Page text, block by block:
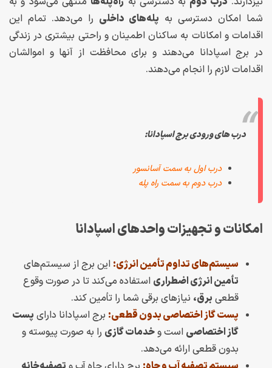
شما امکان دسترسی به پله‌های داخلی را می‌دهد. تمام این
اقدامات و امکانات به ساکنان اطمینان و راحتی بیشتری در زندگی
در برج اسپادانا می‌دهند و برای محافظت از آنها و اموالشان
اقدامات لازم را انجام می‌دهند.
درب های ورودی برج اسپادانا:
درب اول به سمت آسانسور
درب دوم به سمت راه پله
امکانات و تجهیزات واحدهای اسپادانا
سیستم‌های تداوم تأمین انرژی: این برج از سیستم‌های
تأمین انرژی اضطراری استفاده می‌کند تا در صورت وقوع
قطعی برق، نیازهای برقی شما را تأمین کند.
پست گاز اختصاصی بدون قطعی: برج اسپادانا دارای پست
گاز اختصاصی است وخدمات گازی را به صورت پیوسته و
بدون قطعی ارائه می‌دهد.